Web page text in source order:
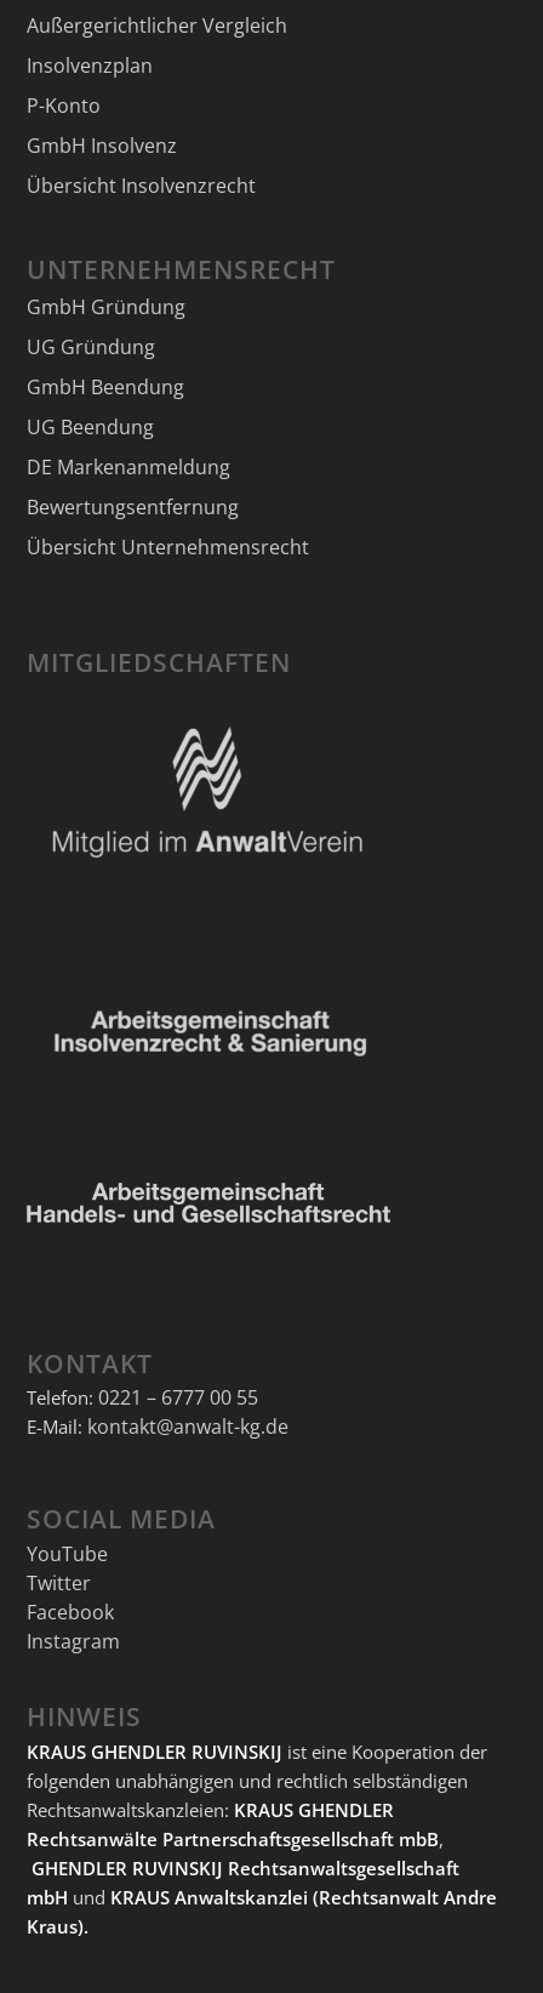
Außergerichtlicher Vergleich
Insolvenzplan
P-Konto
GmbH Insolvenz
Übersicht Insolvenzrecht
UNTERNEHMENSRECHT
GmbH Gründung
UG Gründung
GmbH Beendung
UG Beendung
DE Markenanmeldung
Bewertungsentfernung
Übersicht Unternehmensrecht
MITGLIEDSCHAFTEN
KONTAKT
Telefon: 0221 – 6777 00 55
E-Mail: kontakt@anwalt-kg.de
SOCIAL MEDIA
YouTube
Twitter
Facebook
Instagram
HINWEIS
KRAUS GHENDLER RUVINSKIJ ist eine Kooperation der
folgenden unabhängigen und rechtlich selbständigen
Rechtsanwaltskanzleien: KRAUS GHENDLER
Rechtsanwälte Partnerschaftsgesellschaft mbB,
GHENDLER RUVINSKIJ Rechtsanwaltsgesellschaft
mbH und KRAUS Anwaltskanzlei (Rechtsanwalt Andre
Kraus).